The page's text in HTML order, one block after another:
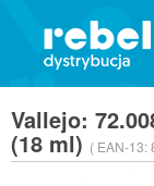
Vallejo:
(18 ml) ( EAN-13: